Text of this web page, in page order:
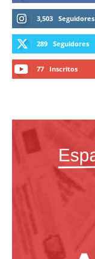
3,503 Seguidores
289 Seguidores
77 Inscritos